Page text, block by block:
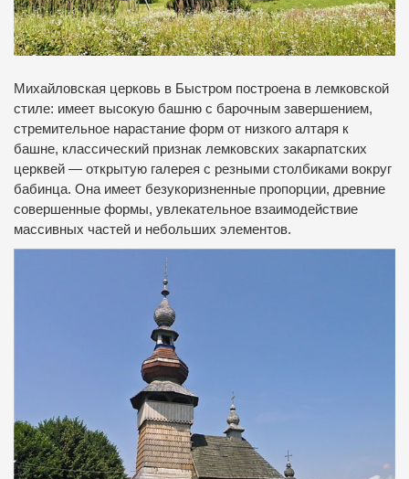
Михайловская церковь в Быстром построена в лемковской
стиле: имеет высокую башню с барочным завершением,
стремительное нарастание форм от низкого алтаря к
башне, классический признак лемковских закарпатских
церквей — открытую галерея с резными столбиками вокруг
бабинца. Она имеет безукоризненные пропорции, древние
совершенные формы, увлекательное взаимодействие
массивных частей и небольших элементов.